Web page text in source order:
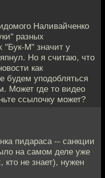
Наливайченко
разных
М" значит у
Но я считаю, что
как
будем уподобляться
Может где то видео
ссылочку может?
пидараса -- санкции
на самом деле уже
кто не знает), нужен